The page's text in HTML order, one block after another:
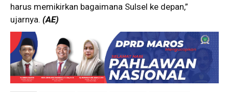
harus memikirkan bagaimana Sulsel ke depan,”
ujarnya. (AE)